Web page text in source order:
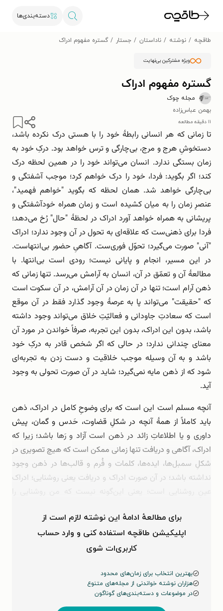
دسته‌بندی‌ها
طاقچه نوشته ناداستان جستار گستره مفهوم ادراک
ویژه مشترکین بی‌نهایت
گستره مفهوم ادراک
مجله چوک
بهمن عباس‌زاده
۱۱ دقیقه مطالعه
تا زمانی که هر انسانی رابطۀ خود را با هستی درک نکرده باشد،
دستخوشِ هرج و مرج، بی‌چارگی و ترس خواهد بود. درکِ خود به
زمان بستگی ندارد. انسان می‌تواند خود را در همین لحظه درک
کند؛ اگر بگوید: فردا، خود را درک خواهم کرد؛ موجب آشفتگی و
بی‌چارگی خواهد شد. همان لحظه که بگوید "خواهم فهمید"،
عنصرِ زمان را به میان کشیده است و زمان همراه خودآشفتگی و
پریشانی به همراه خواهد آورد ادراک در لحظۀ "حال" رُخ می‌دهد؛
فردا برای ذهنی‌ست که علاقه‌ای به تحول در آن وجود ندارد؛ ادراک
"آنی" صورت می‌گیرد؛ تحوّل فوری‌ست. آگاهیِ حضور بی‌انتهاست.
در این مسیر، انجام و پایانی نیست؛ رودی است بی‌انتها. با
مطالعۀ آن و تعمّق در آن، انسان به آرامش می‌رسد. تنها زمانی که
ذهن آرام است؛ تنها در آن زمان در آن آرامش، در آن سکوت است
که "حقیقت" می‌تواند پا به عرصۀ وجود گذارد فقط در آن موقع
است که سعادتِ جاودانی و فعالیّتِ خلاق می‌تواند وجود داشته
باشد، بدون این ادراک، بدون این تجربه، صرفاً خواندن در مورد آن
معنای چندانی ندارد؛ در حالی که اگر شخص قادر به درکِ خود
باشد و به آن وسیله موجب خلاقیت و دست زدن به تجربه‌ای
شود که از ذهن مایه نمی‌گیرد؛ شاید در آن صورت تحولی به وجود
آید.
آنچه مسلم است این است که برای وضوحِ کامل در ادراک، ذهن
باید کاملاً از همۀ آنچه در شکلِ قضاوت، حَدس و گمان، پیش
داوری و یا اطلاعاتِ زائد در ذهن است آزاد و رَها باشد؛ زیرا که
ادراک، آگاهی و دریافت تنها زمانی ممکن است که هیچ تصویری در
شکلِ سمبل‌ها، ایده‌ها، کلمات و فُرم و قالب‌ها در ذهن وجود
نداشته باشد؛ در آن صورت ادراک و دریافت یعنی روشنایی؛ ادراک
برای مطالعهٔ ادامهٔ این نوشته لازم است از
اپلیکیشن طاقچه استفاده کنی و وارد حساب
کاربری‌ات شوی
بهترین انتخاب برای زمان‌های محدود
هزاران نوشته خواندنی از مجله‌های متنوع
در موضوعات و دسته‌بندی‌های گوناگون